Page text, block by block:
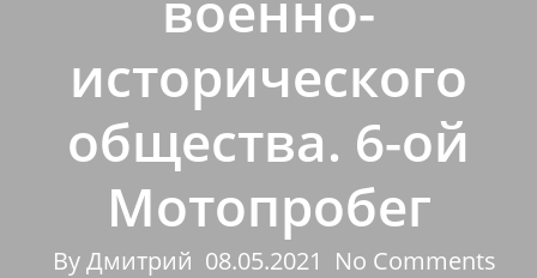
исторического
общества. 6-ой
Мотопробег
ByДмитрий 08.05.2021 No Comments